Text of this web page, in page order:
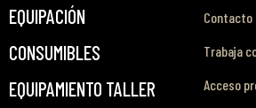
EQUIPACIÓN
CONSUMIBLES
EQUIPAMIENTO TALLER
Contacto
Trabaja
Acceso